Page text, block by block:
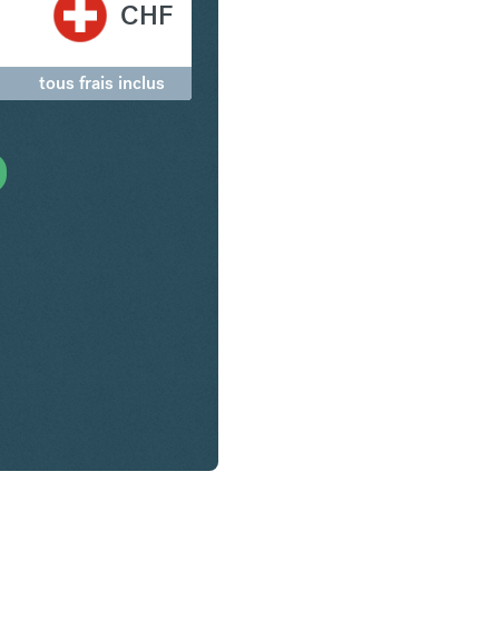
CHF
tous frais inclus